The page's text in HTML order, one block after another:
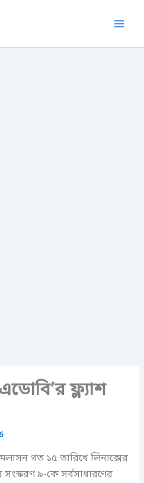
ফ্ল্যাশ
গত ১৫ তারিখে লিনাক্সের
সংস্করণ ৯-কে সর্বসাধারণের